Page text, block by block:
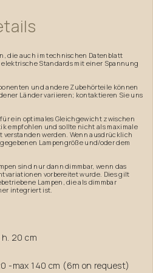
die auch im technischen Datenblatt
Standards mit einer Spannung
und andere Zubehörteile können
Länder variieren; kontaktieren Sie uns
ein optimales Gleichgewicht zwischen
empfohlen und sollte nicht als maximale
werden. Wenn ausdrücklich
Lampengröße und/oder dem
sind nur dann dimmbar, wenn das
vorbereitet wurde. Dies gilt
Lampen, die als dimmbar
integriert ist.
20 cm
-max 140 cm (6m on request)